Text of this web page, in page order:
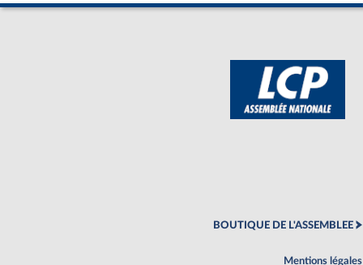
BOUTIQUE DE L'ASSEMBLEE
Mentions légales